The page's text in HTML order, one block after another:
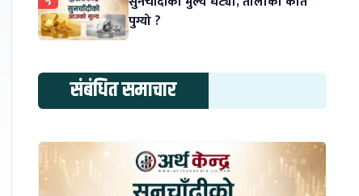
पुग्यो ?
संबंधित समाचार